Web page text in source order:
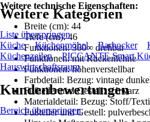
Weitere technische Eigenschaften:
Breite (cm): 44
Tiefe (cm): 46
Funktionen: 360∞ drehbar
Funktionen: mit Rückenlehne
Funktionen: höhenverstellbar
Farbdetail: Bezug: vintage
Fußteller und Gestell: schwarz
Materialdetail: Bezug: Stoff/
Fußteller und Gestell:
Weitere Kategorien
Liste überspringen
Küche
Küchenmöbel Barhocker
Küchenzeilen
PICCANTE Smart
Hauswirtschaftsraum
Kundenbewertungen
Bereich überspringen